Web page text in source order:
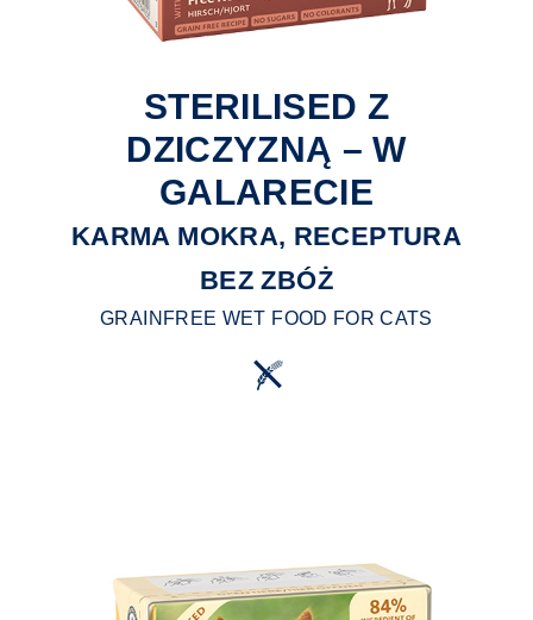
STERILISED Z
DZICZYZNĄ – W
GALARECIE
KARMA MOKRA, RECEPTURA
BEZ ZBÓŻ
GRAINFREE WET FOOD FOR CATS